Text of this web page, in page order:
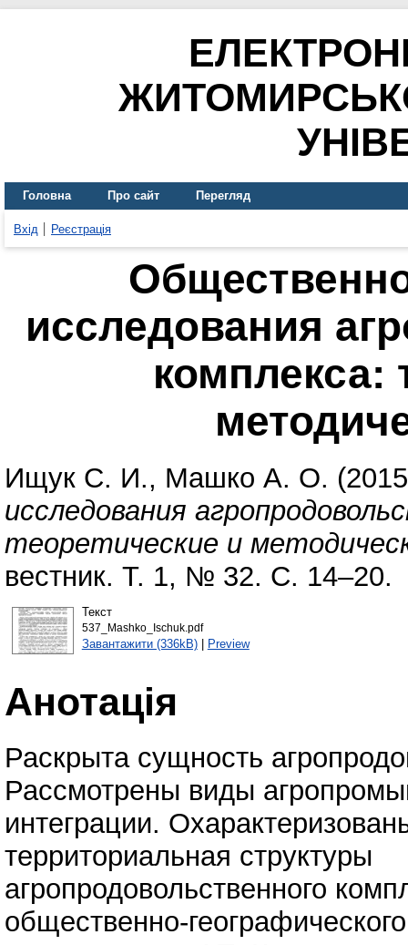
Головна Про сайт Перегляд
Вхід Реєстрація
исследования
комплекса:
Ищук С. И., Машко А. О.
исследования
теоретические и
вестник. Т. 1, № 32. С. 14–20.
Текст
537_Mashko_Ischuk.pdf
Завантажити (336kB)| Preview
Анотація
Раскрыта сущность
Рассмотрены виды
интеграции.
территориальная структуры
агропродовольственного
общественно-географического